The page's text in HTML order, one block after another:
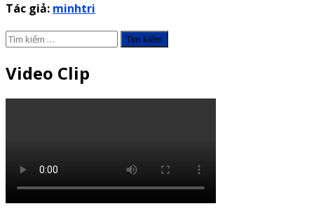
Tác giả: minhtri
Tìm
cho:
Video Clip